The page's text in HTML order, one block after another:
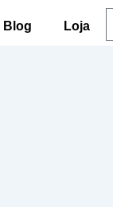
Blog Loja